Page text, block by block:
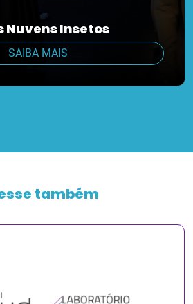
Nuvens Insetos
SAIBA MAIS
também